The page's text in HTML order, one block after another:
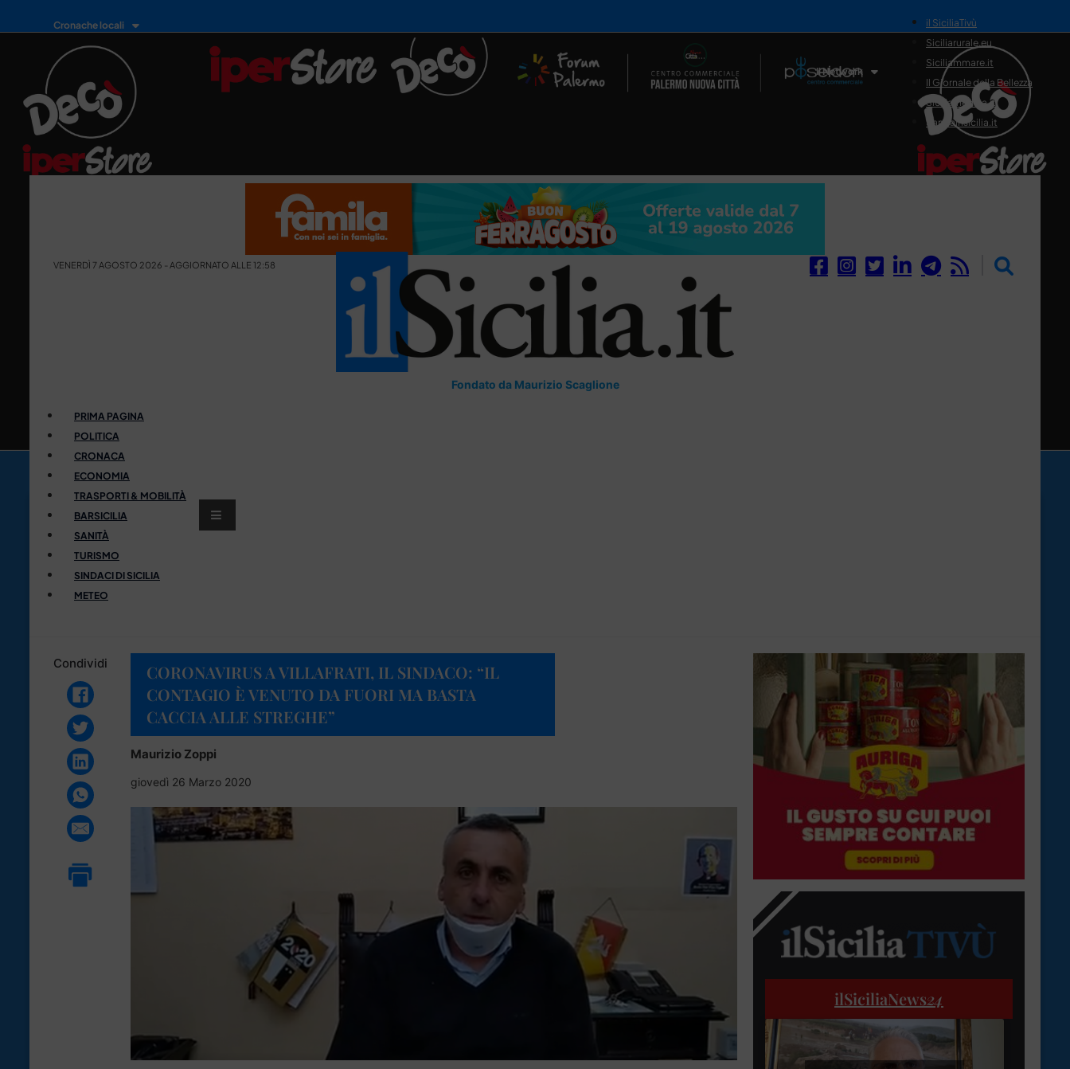
Cronache locali
Il Network
il SiciliaTivù
Siciliarurale.eu
Siciliammare.it
Il Giornale della Bellezza
Siciliamedica.it
Sanitainsicilia.it
VENERDÌ 7 AGOSTO 2026 - AGGIORNATO ALLE 12:58
Fondato da Maurizio Scaglione
PRIMA PAGINA
POLITICA
CRONACA
ECONOMIA
TRASPORTI & MOBILITÀ
BARSICILIA
SANITÀ
TURISMO
SINDACI DI SICILIA
METEO
Condividi
CORONAVIRUS A VILLAFRATI, IL SINDACO: “IL
CONTAGIO È VENUTO DA FUORI MA BASTA
CACCIA ALLE STREGHE”
Maurizio Zoppi
giovedì 26 Marzo 2020
ilSiciliaNews24